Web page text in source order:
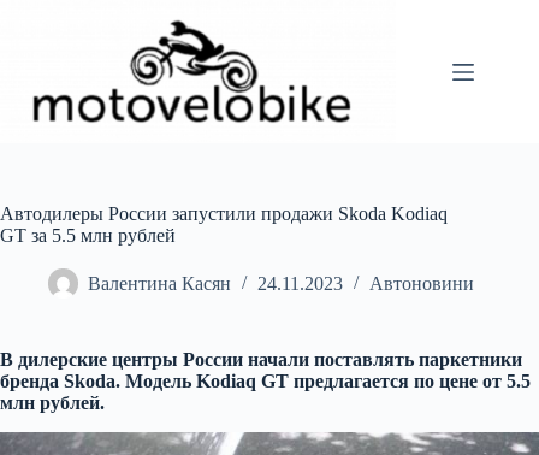
Автодилеры России запустили продажи Skoda Kodiaq
GT за 5.5 млн рублей
Валентина Касян 24.11.2023 Автоновини
В дилерские центры России начали поставлять паркетники
бренда Skoda. Модель Kodiaq GT предлагается по цене от 5.5
млн рублей.